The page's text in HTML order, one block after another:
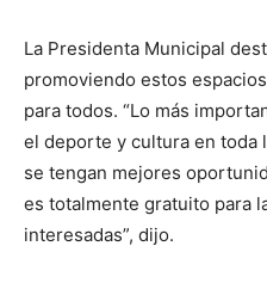
La Presidenta Municipal
promoviendo estos
para todos. “Lo más
el deporte y cultura en toda
se tengan mejores
es totalmente gratuito para
interesadas”, dijo.